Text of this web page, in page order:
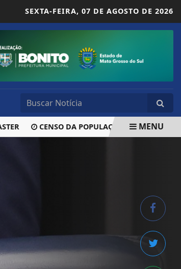
SEXTA-FEIRA, 07 DE AGOSTO DE 2026
CENSO DA POPULAÇÃO EM SITUAÇÃO DE
MENU